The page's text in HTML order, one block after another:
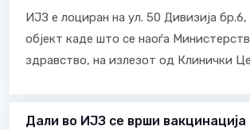
ИЈЗ е лоциран на ул. 50 Дивизија
објект каде што се наоѓа
здравство, на излезот од Клинички
Дали во ИЈЗ се врши вакцинација